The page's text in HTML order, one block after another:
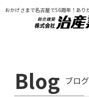
おかげさまで名古屋で56周年！あり
Blog ブログ